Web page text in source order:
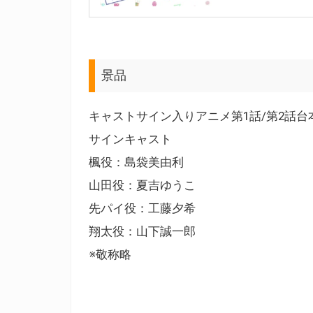
景品
キャストサイン入りアニメ第1話/第2話台
サインキャスト
楓役：島袋美由利
山田役：夏吉ゆうこ
先パイ役：工藤夕希
翔太役：山下誠一郎
※敬称略